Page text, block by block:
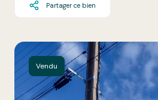
L'équipe
Vendu
Honoraires
Contact
Partager ce bien
Vendu